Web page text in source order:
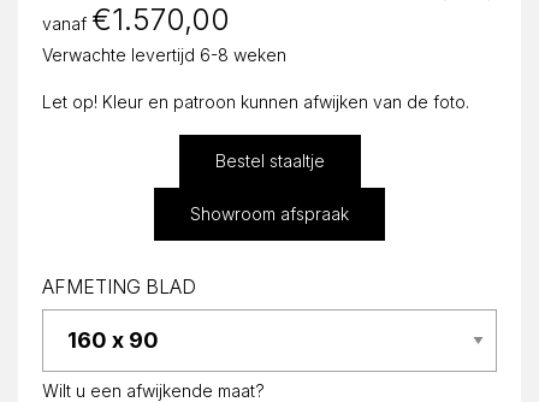
vanaf €1.570,00
Verwachte levertijd 6-8 weken
Let op! Kleur en patroon kunnen afwijken van de foto.
Bestel staaltje
Showroom afspraak
AFMETING BLAD
Wilt u een afwijkende maat?